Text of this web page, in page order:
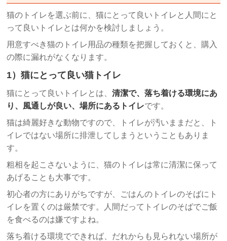
猫のトイレを選ぶ前に、猫にとって良いトイレと人間にと
って良いトイレとは何かを検討しましょう。
用意すべき猫のトイレ用品の種類を把握しておくと、購入
の際に漏れがなくなります。
1）猫にとって良い猫トイレ
猫にとって良いトイレとは、清潔で、落ち着ける環境にあ
り、風通しが良い、場所にあるトイレです。
猫は綺麗好きな動物ですので、トイレが汚いままだと、ト
イレではない場所に排泄してしまうということもありま
す。
粗相を起こさないように、猫のトイレは常に清潔に保って
あげることも大事です。
初心者の方にありがちですが、ごはんのトイレのそばにト
イレを置くのは厳禁です。人間だってトイレのそばでご飯
を食べるのは嫌ですよね。
落ち着ける環境でできれば、だれからも見られない場所が